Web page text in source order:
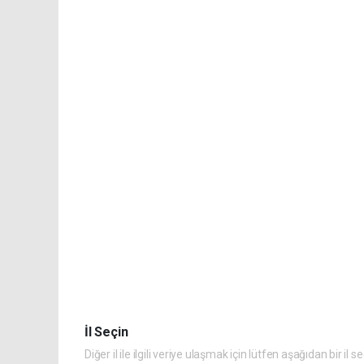
İl Seçin
Diğer il ile ilgili veriye ulaşmak için lütfen aşağıdan bir il